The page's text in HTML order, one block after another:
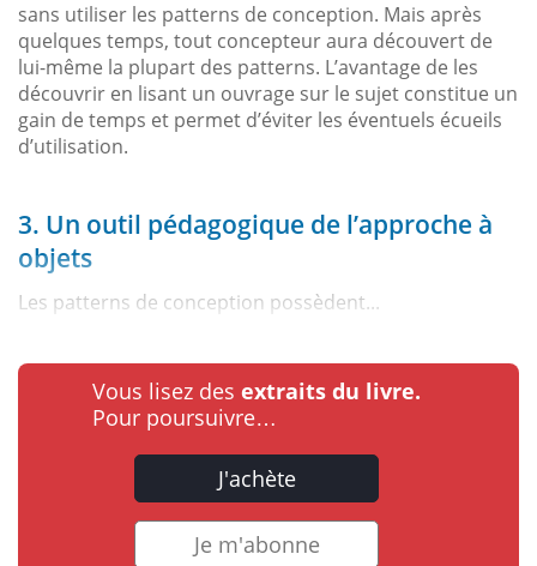
sans utiliser les patterns de conception. Mais après
quelques temps, tout concepteur aura découvert de
lui-même la plupart des patterns. L’avantage de les
découvrir en lisant un ouvrage sur le sujet constitue un
gain de temps et permet d’éviter les éventuels écueils
d’utilisation.
3. Un outil pédagogique de l’approche à
objets
Les patterns de conception possèdent...
Vous lisez des extraits du livre.
Pour poursuivre…
J'achète
Je m'abonne